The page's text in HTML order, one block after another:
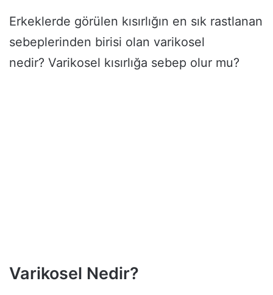
Erkeklerde görülen kısırlığın en sık rastlanan
sebeplerinden birisi olan varikosel
nedir? Varikosel kısırlığa sebep olur mu?
Varikosel Nedir?